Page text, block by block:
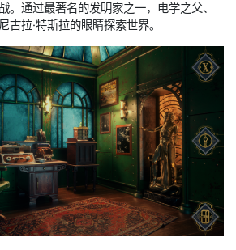
。通过最著名的发明家之一，电学之父、
古拉·特斯拉的眼睛探索世界。